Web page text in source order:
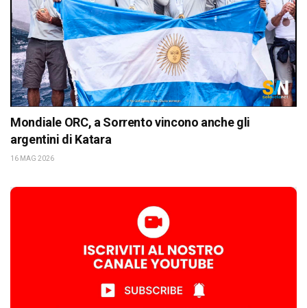
Mondiale ORC, a Sorrento vincono anche gli
argentini di Katara
16 MAG 2026